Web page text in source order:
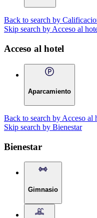
Back to search by
Skip search by Acceso al
Acceso al hotel
Aparcamiento
Back to search by Acceso al
Skip search by Bienestar
Bienestar
Gimnasio